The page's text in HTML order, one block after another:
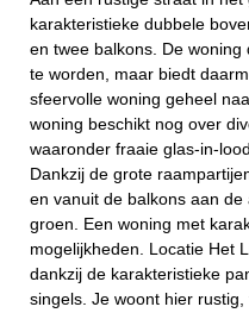
karakteristieke dubbele
en twee balkons. De
te worden, maar biedt
sfeervolle woning geheel
woning beschikt nog over
waaronder fraaie glas-in-
Dankzij de grote
en vanuit de balkons aan
groen. Een woning met
mogelijkheden. Locatie Het
dankzij de karakteristieke
singels. Je woont hier